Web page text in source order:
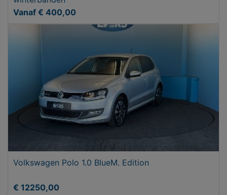
Vanaf € 400,00
Volkswagen Polo 1.0 BlueM. Edition
€ 12250,00